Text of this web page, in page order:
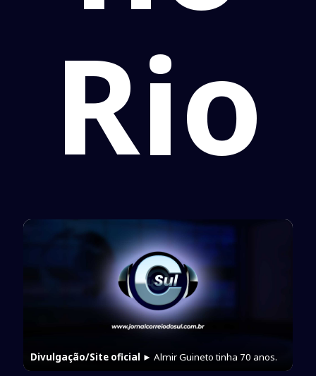
Rio
Divulgação/Site oficial ► Almir Guineto tinha 70 anos.